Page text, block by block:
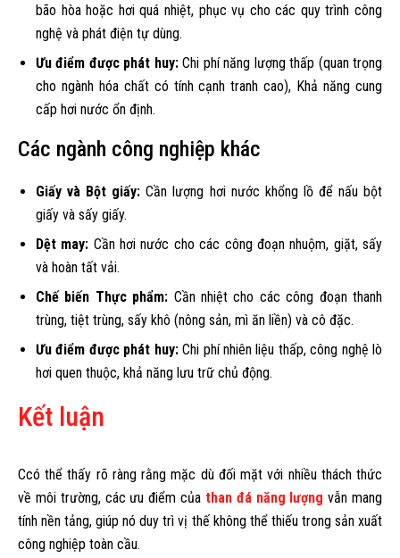
bão hòa hoặc hơi quá nhiệt, phục vụ cho các quy trình công
nghệ và phát điện tự dùng.
Ưu điểm được phát huy:Chi phí năng lượng thấp (quan trọng
cho ngành hóa chất có tính cạnh tranh cao), Khả năng cung
cấp hơi nước ổn định.
Các ngành công nghiệp khác
Giấy và Bột giấy: Cần lượng hơi nước khổng lồ để nấu bột
giấy và sấy giấy.
Dệt may: Cần hơi nước cho các công đoạn nhuộm, giặt, sấy
và hoàn tất vải.
Chế biến Thực phẩm: Cần nhiệt cho các công đoạn thanh
trùng, tiệt trùng, sấy khô (nông sản, mì ăn liền) và cô đặc.
Ưu điểm được phát huy:Chi phí nhiên liệu thấp, công nghệ lò
hơi quen thuộc, khả năng lưu trữ chủ động.
Kết luận
Ccó thể thấy rõ ràng rằng mặc dù đối mặt với nhiều thách thức
về môi trường, các ưu điểm của than đá năng lượng vẫn mang
tính nền tảng, giúp nó duy trì vị thế không thể thiếu trong sản xuất
công nghiệp toàn cầu.